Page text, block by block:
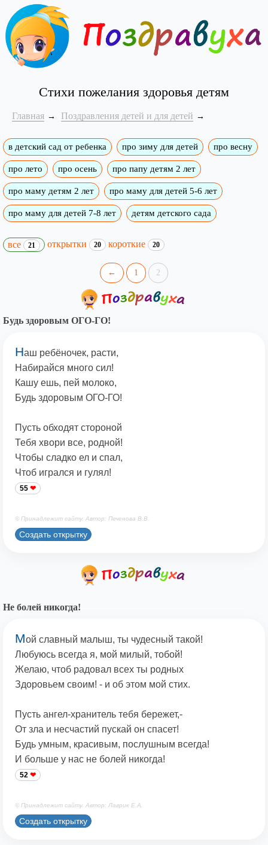
Стихи пожелания здоровья детям
Главная Поздравления детей и для детей
в детский сад от ребенка про зиму для детей про весну
про лето про осень про папу детям 2 лет
про маму детям 2 лет про маму для детей 5-6 лет
про маму для детей 7-8 лет детям детского сада
все 21 открытки 20 короткие 20
← 1 2
Будь здоровым ОГО-ГО!
Наш ребёночек, расти,
Набирайся много сил!
Кашу ешь, пей молоко,
Будь здоровым ОГО-ГО!
Пусть обходят стороной
Тебя хвори все, родной!
Чтобы сладко ел и спал,
Чтоб игрался и гулял!
55
© Принадлежит сайту. Автор: Печенова В.В.
Создать открытку
Не болей никогда!
Мой славный малыш, ты чудесный такой!
Любуюсь всегда я, мой милый, тобой!
Желаю, чтоб радовал всех ты родных
Здоровьем своим! - и об этом мой стих.
Пусть ангел-хранитель тебя бережет,-
От зла и несчастий пускай он спасет!
Будь умным, красивым, послушным всегда!
И больше у нас не болей никогда!
52
© Принадлежит сайту. Автор: Лаврик Е.А.
Создать открытку